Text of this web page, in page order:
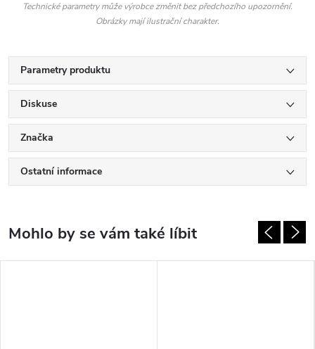
Technické parametry může výrobce změnit bez předchozího upozornění.
Obrázky mají ilustrační charakter.
Parametry produktu
Diskuse
Značka
Ostatní informace